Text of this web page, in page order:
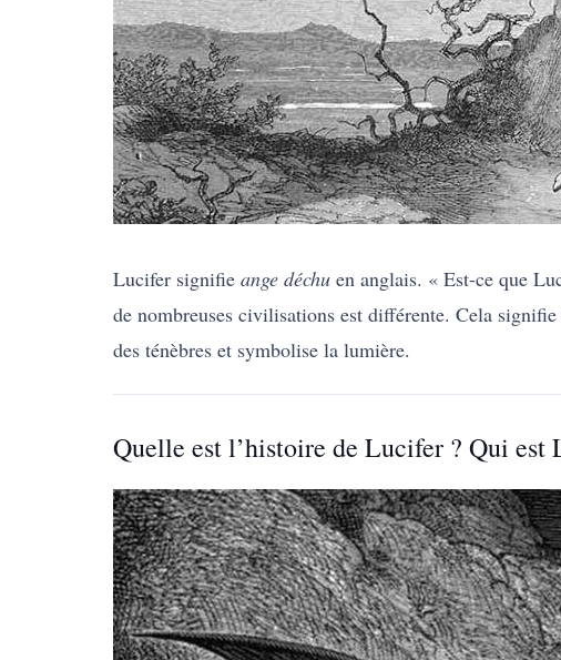
Lucifer signifie ange déchu en anglais. « Est-ce que
de nombreuses civilisations est différente. Cela
des ténèbres et symbolise la lumière.
Quelle est l’histoire de Lucifer ? Qui est